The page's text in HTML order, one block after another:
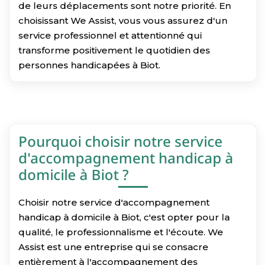
de leurs déplacements sont notre priorité. En
choisissant We Assist, vous vous assurez d'un
service professionnel et attentionné qui
transforme positivement le quotidien des
personnes handicapées à Biot.
Pourquoi choisir notre service
d'accompagnement handicap à
domicile à Biot ?
Choisir notre service d'accompagnement
handicap à domicile à Biot, c'est opter pour la
qualité, le professionnalisme et l'écoute. We
Assist est une entreprise qui se consacre
entièrement à l'accompagnement des